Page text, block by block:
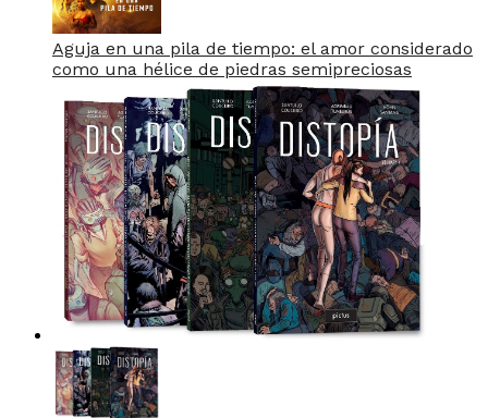
Aguja en una pila de tiempo: el amor considerado
como una hélice de piedras semipreciosas